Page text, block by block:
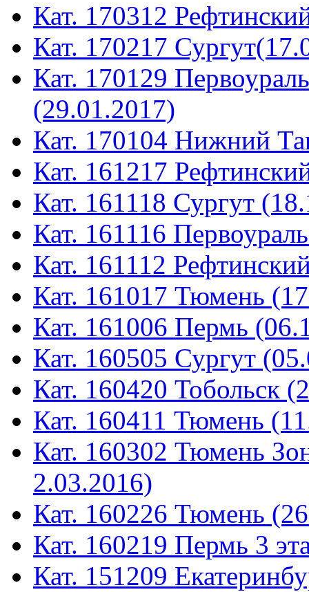
Кат. 170312
Кат. 170217
Кат. 170129
(29.01.2017)
Кат. 170104 Нижний
Кат. 161217
Кат. 161118 Сургут
Кат. 161116
Кат. 161112
Кат. 161017 Тюмень
Кат. 161006 Пермь
Кат. 160505 Сургут
Кат. 160420 Тобольск
Кат. 160411 Тюмень
Кат. 160302 Тюмень
2.03.2016)
Кат. 160226 Тюмень
Кат. 160219 Пермь 3
Кат. 151209